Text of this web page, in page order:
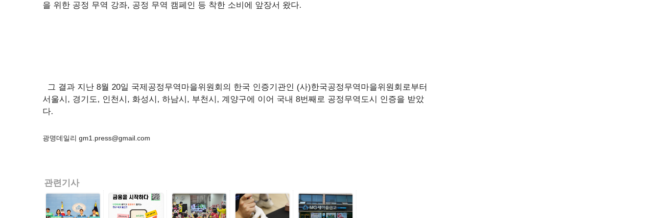
을 위한 공정 무역 강좌, 공정 무역 캠페인 등 착한 소비에 앞장서 왔다.
그 결과 지난 8월 20일 국제공정무역마을위원회의 한국 인증기관인 (사)한국공정무역마을위원회로부터
서울시, 경기도, 인천시, 화성시, 하남시, 부천시, 계양구에 이어 국내 8번째로 공정무역도시 인증을 받았
다.
광명데일리 gm1.press@gmail.com
관련기사